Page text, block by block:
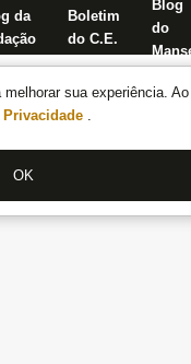
sua experiência.
.
OK
da
Boletim
do C.E.
Blog
do